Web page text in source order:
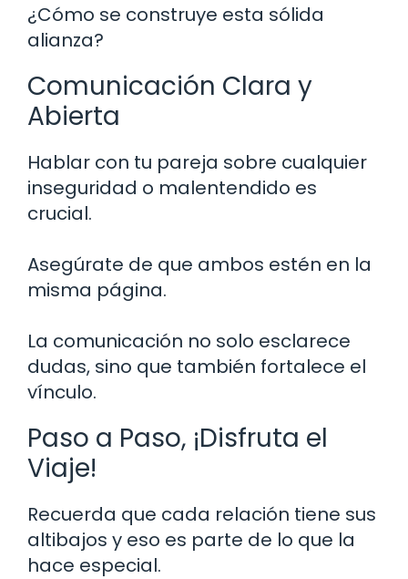
¿Cómo se construye esta sólida
alianza?
Comunicación Clara y
Abierta
Hablar con tu pareja sobre cualquier
inseguridad o malentendido es
crucial.
Asegúrate de que ambos estén en la
misma página.
La comunicación no solo esclarece
dudas, sino que también fortalece el
vínculo.
Paso a Paso, ¡Disfruta el
Viaje!
Recuerda que cada relación tiene sus
altibajos y eso es parte de lo que la
hace especial.